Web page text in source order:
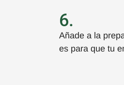
6.
Añade a la
es para que tu